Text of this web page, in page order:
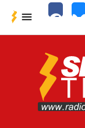
